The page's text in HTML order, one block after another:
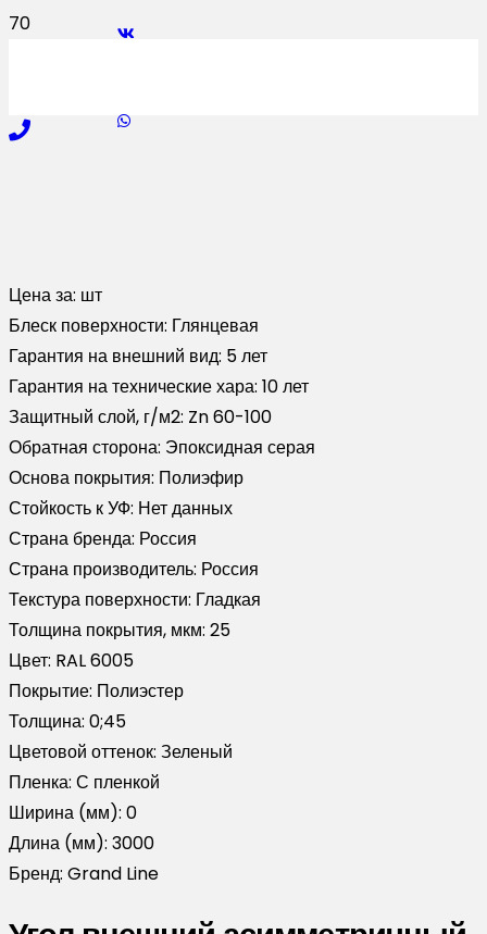
Цена за: шт
Блеск поверхности: Глянцевая
Гарантия на внешний вид: 5 лет
Гарантия на технические хара: 10 лет
Защитный слой, г/м2: Zn 60-100
Обратная сторона: Эпоксидная серая
Основа покрытия: Полиэфир
Стойкость к УФ: Нет данных
Страна бренда: Россия
Страна производитель: Россия
Текстура поверхности: Гладкая
Толщина покрытия, мкм: 25
Цвет: RAL 6005
Покрытие: Полиэстер
Толщина: 0;45
Цветовой оттенок: Зеленый
Пленка: С пленкой
Ширина (мм): 0
Длина (мм): 3000
Бренд: Grand Line